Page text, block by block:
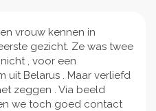
vrouw kennen in
gezicht. Ze was twee
, voor een
uit Belarus . Maar verliefd
zeggen . Via beeld
we toch goed contact